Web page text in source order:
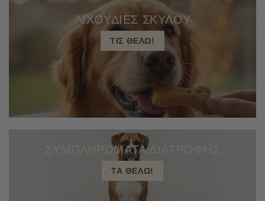
ΛΙΧΟΥΔΙΕΣ ΣΚΥΛΟΥ
ΤΙΣ ΘΕΛΩ!
ΣΥΜΠΛΗΡΩΜΑΤΑ ΔΙΑΤΡΟΦΗΣ
ΤΑ ΘΕΛΩ!